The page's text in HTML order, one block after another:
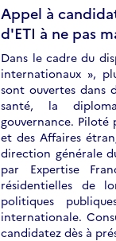
Appel à
d'ETI à ne pas
Dans le cadre du
internationaux »,
sont ouvertes dans
santé, la
gouvernance. Piloté
et des Affaires
direction générale
par Expertise
résidentielles de
politiques
internationale.
candidatez dès à